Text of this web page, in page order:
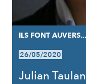
ILS FONT AUVERS...
26/05/2020
Julian